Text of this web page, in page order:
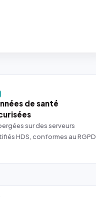
de santé
sur des serveurs
HDS, conformes au RGPD.